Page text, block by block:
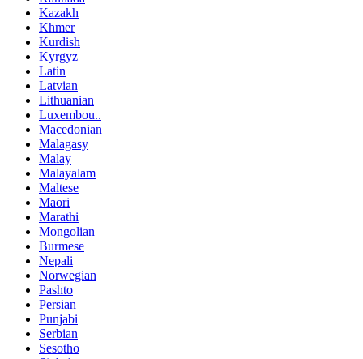
Kazakh
Khmer
Kurdish
Kyrgyz
Latin
Latvian
Lithuanian
Luxembou..
Macedonian
Malagasy
Malay
Malayalam
Maltese
Maori
Marathi
Mongolian
Burmese
Nepali
Norwegian
Pashto
Persian
Punjabi
Serbian
Sesotho